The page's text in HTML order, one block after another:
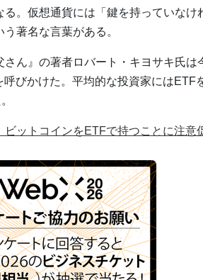
。仮想通貨には「鍵を持っていなけ
著名な言葉がある。
ん』の著者ロバート・キヨサキ氏は
びかけた。平均的な投資家にはETF
ットコインをETFで持つことに注意